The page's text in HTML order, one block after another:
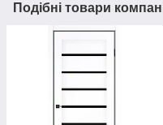
Подібні товари